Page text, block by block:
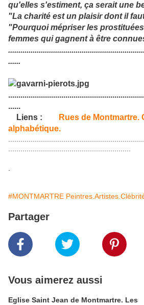
qu'elles s'estiment, ça serait une
"La charité est un plaisir dont il
"Pourquoi mépriser les
femmes qui gagnent à être
......
......
Liens :
Rues de Montmartre.
alphabétique.
#MONTMARTRE
Partager
Vous aimerez aussi
Eglise Saint Jean de Montmartre. Les